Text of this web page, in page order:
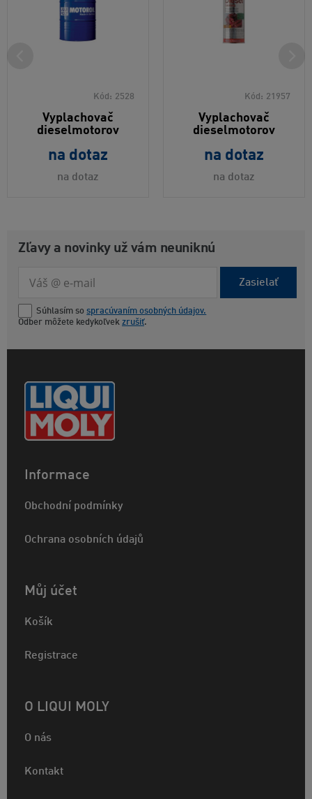
Kód: 2528
Vyplachovač
dieselmotorov
na dotaz
na dotaz
Kód: 21957
Vyplachovač
dieselmotorov
na dotaz
na dotaz
Zľavy a novinky už vám neuniknú
Zasielať
Súhlasím so spracúvaním osobných údajov.
Odber môžete kedykoľvek zrušiť.
Informace
Obchodní podmínky
Ochrana osobních údajů
Můj účet
Košík
Registrace
O LIQUI MOLY
O nás
Kontakt